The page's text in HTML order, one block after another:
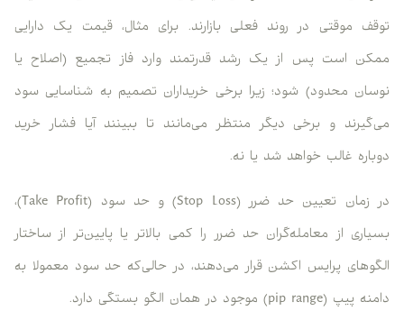
توقف موقتی در روند فعلی بازارند. برای مثال، قیمت یک دارایی
ممکن است پس از یک رشد قدرتمند وارد فاز تجمیع (اصلاح یا
نوسان محدود) شود؛ زیرا برخی خریداران تصمیم به شناسایی سود
می‌گیرند و برخی دیگر منتظر می‌مانند تا ببینند آیا فشار خرید
دوباره غالب خواهد شد یا نه.
در زمان تعیین حد ضرر (Stop Loss) و حد سود (Take Profit)،
بسیاری از معامله‌گران حد ضرر را کمی بالاتر یا پایین‌تر از ساختار
الگوهای پرایس اکشن قرار می‌دهند، در حالی‌که حد سود معمولا به
دامنه پیپ (pip range) موجود در همان الگو بستگی دارد.